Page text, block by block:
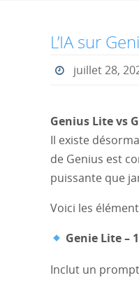
L’IA sur
juillet 28,
Genius Lite vs
Il existe
de Genius est
puissante que
Voici les
Genie Lite –
Inclut un